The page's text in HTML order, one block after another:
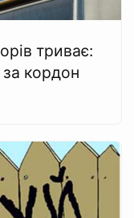
триває:
за кордон